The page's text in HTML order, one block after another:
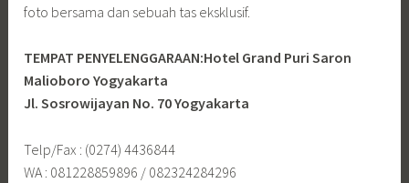
foto bersama dan sebuah tas eksklusif.
TEMPAT PENYELENGGARAAN:Hotel Grand Puri Saron
Malioboro Yogyakarta
Jl. Sosrowijayan No. 70 Yogyakarta
Telp/Fax : (0274) 4436844
WA : 081228859896 / 082324284296